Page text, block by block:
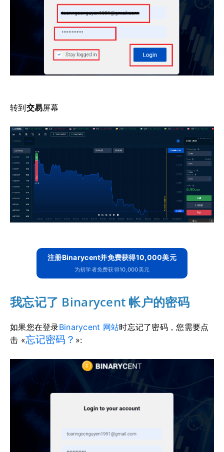
转到交易屏幕
注册Binarycent并免费获得10,000美元
为初学者免费获得10,000美元
我忘记了 Binarycent 帐户的密码
如果您在登录Binarycent 网站时忘记了密码，您需要点
击 «忘记密码？ »: